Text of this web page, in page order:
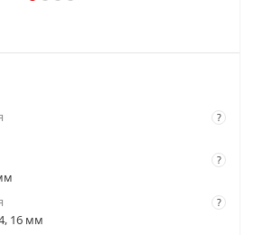
?
?
?
16 мм